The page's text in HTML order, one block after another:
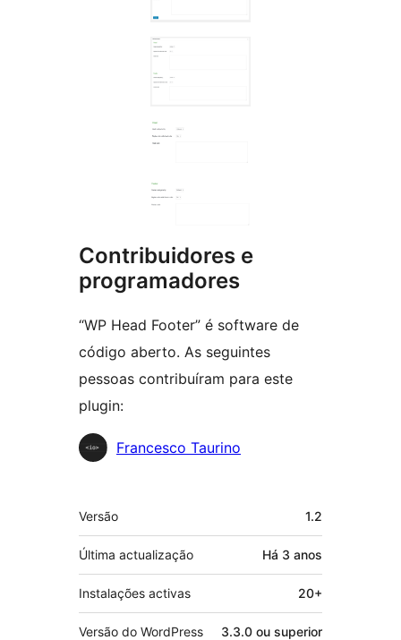
Contribuidores e
programadores
“WP Head Footer” é software de
código aberto. As seguintes
pessoas contribuíram para este
plugin:
Contribuidores
Francesco Taurino
Metadados
Versão 1.2
Última actualização Há 3 anos
Instalações activas 20+
Versão do WordPress 3.3.0 ou superior